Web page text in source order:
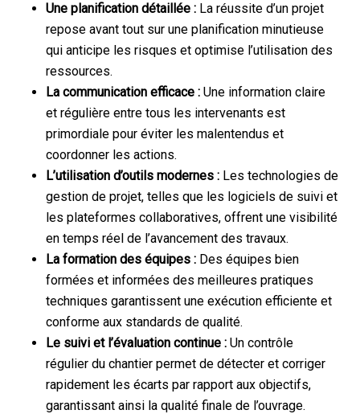
Une planification détaillée :La réussite d’un projet
repose avant tout sur une planification minutieuse
qui anticipe les risques et optimise l’utilisation des
ressources.
La communication efficace :Une information claire
et régulière entre tous les intervenants est
primordiale pour éviter les malentendus et
coordonner les actions.
L’utilisation d’outils modernes :Les technologies de
gestion de projet, telles que les logiciels de suivi et
les plateformes collaboratives, offrent une visibilité
en temps réel de l’avancement des travaux.
La formation des équipes :Des équipes bien
formées et informées des meilleures pratiques
techniques garantissent une exécution efficiente et
conforme aux standards de qualité.
Le suivi et l’évaluation continue :Un contrôle
régulier du chantier permet de détecter et corriger
rapidement les écarts par rapport aux objectifs,
garantissant ainsi la qualité finale de l’ouvrage.